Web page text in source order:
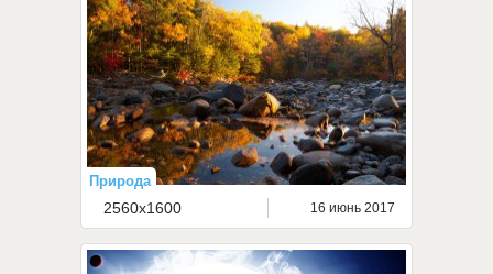
Природа
2560x1600 16 июнь 2017